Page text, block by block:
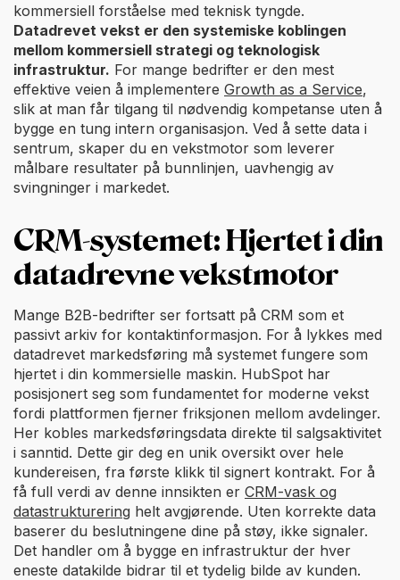
kommersiell forståelse med teknisk tyngde.
Datadrevet vekst er den systemiske koblingen
mellom kommersiell strategi og teknologisk
infrastruktur. For mange bedrifter er den mest
effektive veien å implementere Growth as a Service,
slik at man får tilgang til nødvendig kompetanse uten å
bygge en tung intern organisasjon. Ved å sette data i
sentrum, skaper du en vekstmotor som leverer
målbare resultater på bunnlinjen, uavhengig av
svingninger i markedet.
CRM-systemet: Hjertet i din
datadrevne vekstmotor
Mange B2B-bedrifter ser fortsatt på CRM som et
passivt arkiv for kontaktinformasjon. For å lykkes med
datadrevet markedsføring må systemet fungere som
hjertet i din kommersielle maskin. HubSpot har
posisjonert seg som fundamentet for moderne vekst
fordi plattformen fjerner friksjonen mellom avdelinger.
Her kobles markedsføringsdata direkte til salgsaktivitet
i sanntid. Dette gir deg en unik oversikt over hele
kundereisen, fra første klikk til signert kontrakt. For å
få full verdi av denne innsikten er CRM-vask og
datastrukturering helt avgjørende. Uten korrekte data
baserer du beslutningene dine på støy, ikke signaler.
Det handler om å bygge en infrastruktur der hver
eneste datakilde bidrar til et tydelig bilde av kunden.